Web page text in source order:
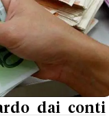
dai conti